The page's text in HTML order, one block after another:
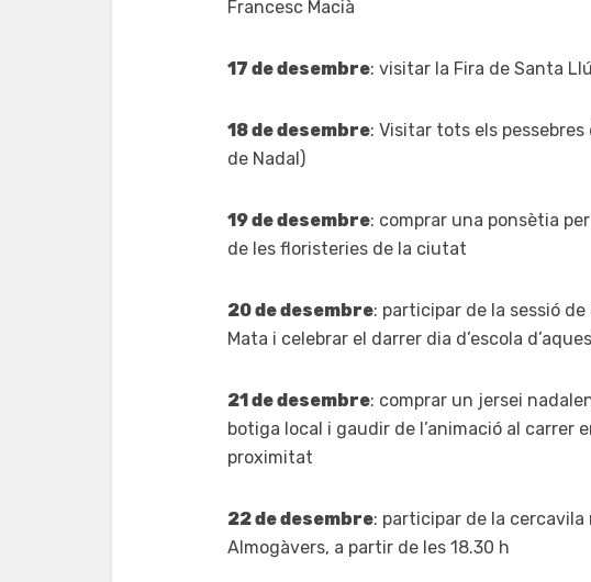
Francesc Macià
17 de desembre: visitar la Fira de Santa
18 de desembre: Visitar tots els
de Nadal)
19 de desembre: comprar una ponsètia
de les floristeries de la ciutat
20 de desembre: participar de la sessió
Mata i celebrar el darrer dia d’escola
21 de desembre: comprar un jersei
botiga local i gaudir de l’animació al carrer
proximitat
22 de desembre: participar de la
Almogàvers, a partir de les 18.30 h